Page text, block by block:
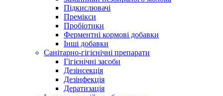
Підкислювачі
Премікси
Пробіотики
Ферментні кормові добавки
Інші добавки
Санітарно-гігієнічні препарати
Гігієнічні засоби
Дезінсекція
Дезінфекція
Дератизація